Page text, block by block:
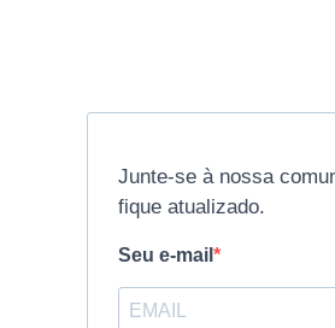
Junte-se à nossa
fique atualizado.
Seu e-mail